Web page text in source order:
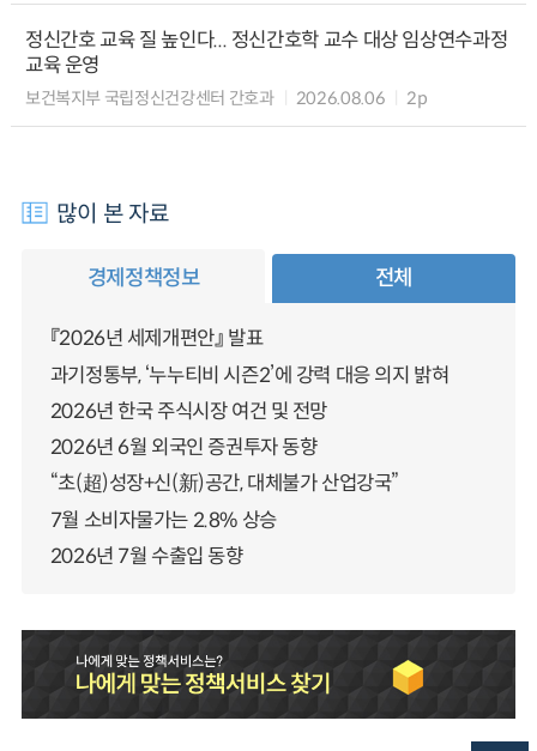
정신간호 교육 질 높인다... 정신간호학 교수 대상 임상연수과정
교육 운영
보건복지부 국립정신건강센터 간호과 2026.08.06 2p
많이 본 자료
경제정책정보 전체
『2026년 세제개편안』 발표
과기정통부, ‘누누티비 시즌2’에 강력 대응 의지 밝혀
2026년 한국 주식시장 여건 및 전망
2026년 6월 외국인 증권투자 동향
“초(超)성장+신(新)공간, 대체불가 산업강국”
7월 소비자물가는 2.8% 상승
2026년 7월 수출입 동향